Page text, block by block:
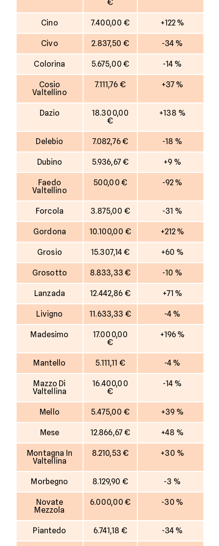
€
Cino 7.400,00 € +122 %
Civo 2.837,50 € -34 %
Colorina 5.675,00 € -14 %
Cosio
Valtellino
7.111,76 € +37 %
Dazio
18.300,00
€
+138 %
Delebio 7.082,76 € -18 %
Dubino 5.936,67 € +9 %
Faedo
Valtellino
500,00 € -92 %
Forcola 3.875,00 € -31 %
Gordona 10.100,00 € +212 %
Grosio 15.307,14 € +60 %
Grosotto 8.833,33 € -10 %
Lanzada 12.442,86 € +71 %
Livigno 11.633,33 € -4 %
Madesimo
17.000,00
€
+196 %
Mantello 5.111,11 € -4 %
Mazzo Di
Valtellina
16.400,00
€
-14 %
Mello 5.475,00 € +39 %
Mese 12.866,67 € +48 %
Montagna In
Valtellina
8.210,53 € +30 %
Morbegno 8.129,90 € -3 %
Novate
Mezzola
6.000,00 € -30 %
Piantedo 6.741,18 € -34 %